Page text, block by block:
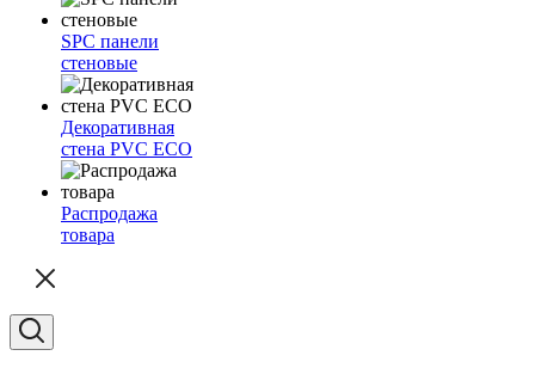
SPC панели
стеновые
Декоративная
стена PVC ECO
Распродажа
товара